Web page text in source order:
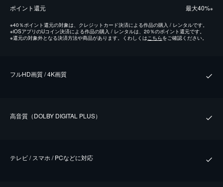
ポイント還元 最⼤40%※
※40％ポイント還元の対象は、クレジットカード決済による作品の購入 / レンタルです。
※iOSアプリのUコイン決済による作品の購入 / レンタルは、20％のポイント還元です。
※還元の対象外となる決済方法や商品があります。くわしくは こちらをご確認ください。
フルHD画質 / 4K画質
⾼⾳質（DOLBY DIGITAL PLUS）
テレビ / スマホ / PCなどに対応